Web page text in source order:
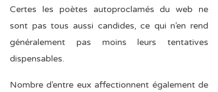
Certes les poètes autoproclamés du web ne
sont pas tous aussi candides, ce qui n’en rend
généralement pas moins leurs tentatives
dispensables.
Nombre d’entre eux affectionnent également de